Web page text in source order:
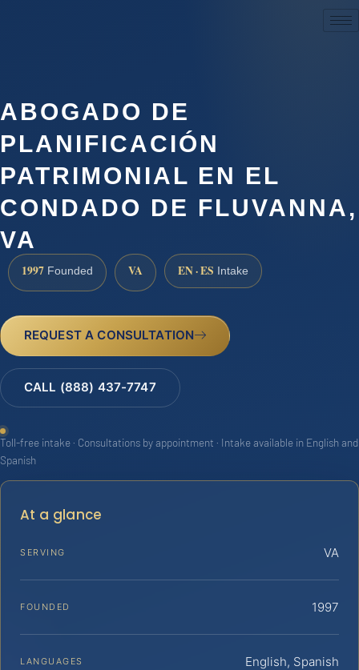
ABOGADO DE
PLANIFICACIÓN
PATRIMONIAL EN EL
CONDADO DE FLUVANNA,
VA
1997 Founded VA EN · ES Intake
REQUEST A CONSULTATION
CALL (888) 437-7747
Toll-free intake · Consultations by appointment · Intake available in English and
Spanish
At a glance
SERVING VA
FOUNDED 1997
LANGUAGES English, Spanish